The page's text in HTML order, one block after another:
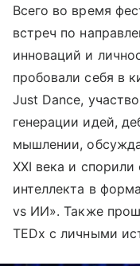
Всего во время
встреч по
инноваций и
пробовали себя в
Just Dance,
генерации идей,
мышлении,
XXI века и спорили
интеллекта в
vs ИИ». Также
TEDx с личными